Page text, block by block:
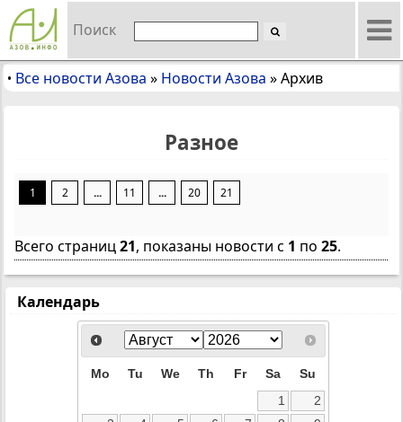
Поиск
• Все новости Азова » Новости Азова »Архив
Разное
1 2 ... 11 ... 20 21
Всего страниц21, показаны новости с 1 по 25.
Календарь
Mo Tu We Th Fr Sa
Su
1
2